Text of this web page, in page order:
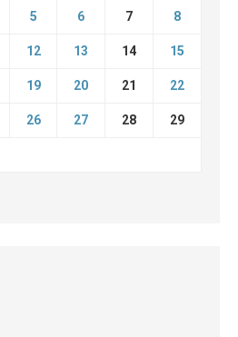
5 6 7 8
12 13 14 15
19 20 21 22
26 27 28 29